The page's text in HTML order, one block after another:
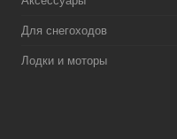
Для снегоходов
Лодки и моторы